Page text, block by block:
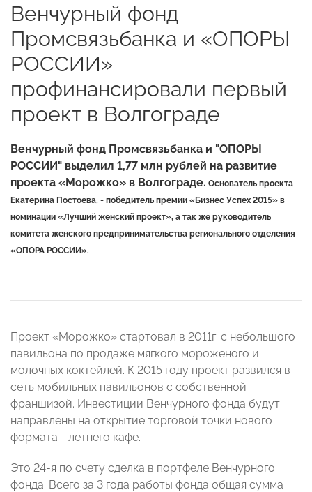
Венчурный фонд
Промсвязьбанка и «ОПОРЫ
РОСCИИ»
профинансировали первый
проект в Волгограде
Венчурный фонд Промсвязьбанка и "ОПОРЫ
РОССИИ" выделил 1,77 млн рублей на развитие
проекта «Морожко» в Волгограде. Основатель проекта
Екатерина Постоева, - победитель премии «Бизнес Успех 2015» в
номинации «Лучший женский проект», а так же руководитель
комитета женского предпринимательства регионального отделения
«ОПОРА РОССИИ».
Проект «Морожко» стартовал в 2011г. с небольшого
павильона по продаже мягкого мороженого и
молочных коктейлей. К 2015 году проект развился в
сеть мобильных павильонов с собственной
франшизой. Инвестиции Венчурного фонда будут
направлены на открытие торговой точки нового
формата - летнего кафе.
Это 24-я по счету сделка в портфеле Венчурного
фонда. Всего за 3 года работы фонда общая сумма